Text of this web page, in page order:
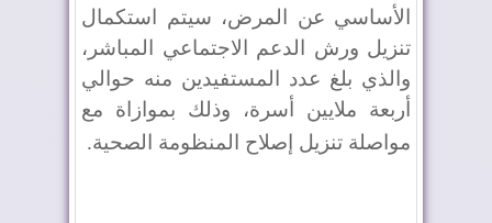
الأساسي عن المرض، سيتم استكمال
تنزيل ورش الدعم الاجتماعي المباشر،
والذي بلغ عدد المستفيدين منه حوالي
أربعة ملايين أسرة، وذلك بموازاة مع
مواصلة تنزيل إصلاح المنظومة الصحية.